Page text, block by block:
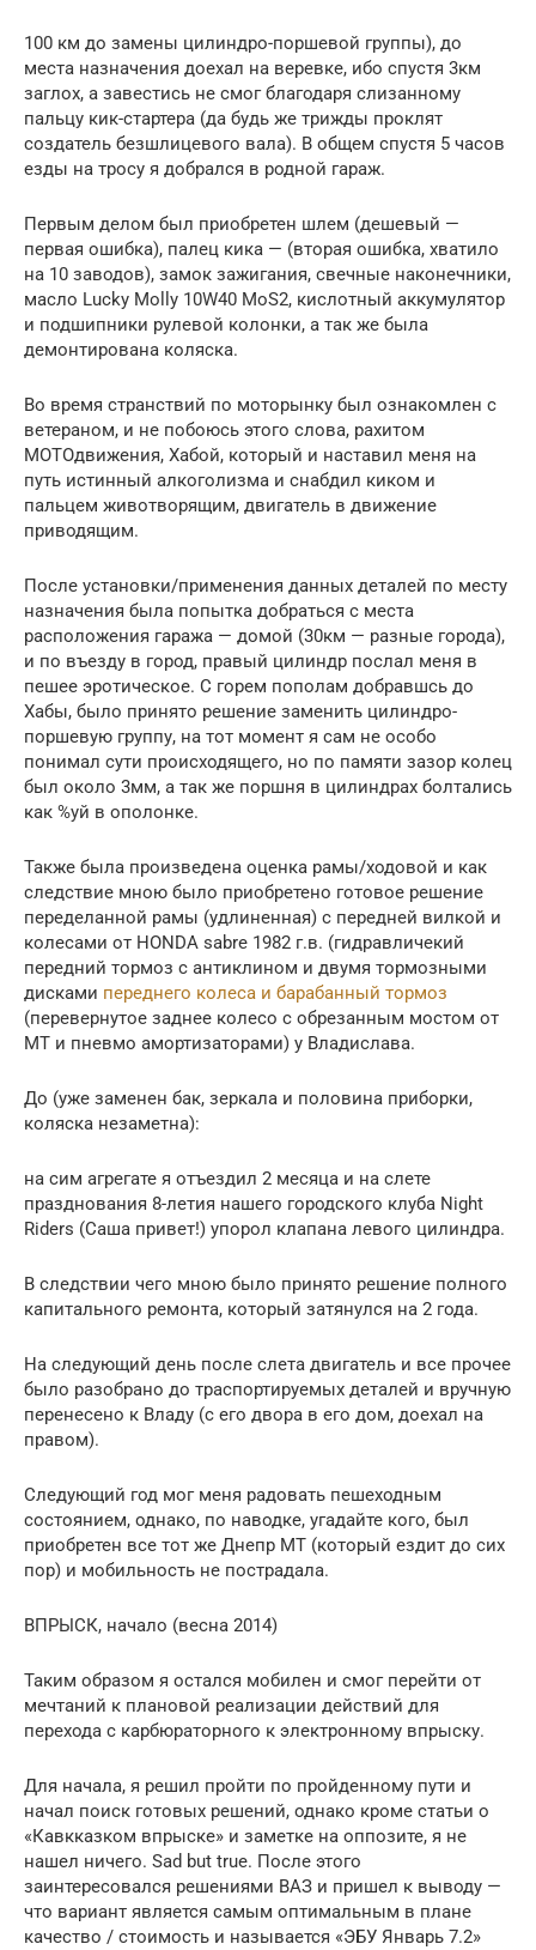
100 км до замены цилиндро-поршевой группы), до
места назначения доехал на веревке, ибо спустя 3км
заглох, а завестись не смог благодаря слизанному
пальцу кик-стартера (да будь же трижды проклят
создатель безшлицевого вала). В общем спустя 5 часов
езды на тросу я добрался в родной гараж.
Первым делом был приобретен шлем (дешевый —
первая ошибка), палец кика — (вторая ошибка, хватило
на 10 заводов), замок зажигания, свечные наконечники,
масло Lucky Molly 10W40 MoS2, кислотный аккумулятор
и подшипники рулевой колонки, а так же была
демонтирована коляска.
Во время странствий по моторынку был ознакомлен с
ветераном, и не побоюсь этого слова, рахитом
МОТОдвижения, Хабой, который и наставил меня на
путь истинный алкоголизма и снабдил киком и
пальцем животворящим, двигатель в движение
приводящим.
После установки/применения данных деталей по месту
назначения была попытка добраться с места
расположения гаража — домой (30км — разные города),
и по въезду в город, правый цилиндр послал меня в
пешее эротическое. С горем пополам добравшсь до
Хабы, было принято решение заменить цилиндро-
поршевую группу, на тот момент я сам не особо
понимал сути происходящего, но по памяти зазор колец
был около 3мм, а так же поршня в цилиндрах болтались
как %уй в ополонке.
Также была произведена оценка рамы/ходовой и как
следствие мною было приобретено готовое решение
переделанной рамы (удлиненная) с передней вилкой и
колесами от HONDA sabre 1982 г.в. (гидравличекий
передний тормоз с антиклином и двумя тормозными
дисками переднего колеса и барабанный тормоз
(перевернутое заднее колесо с обрезанным мостом от
МТ и пневмо амортизаторами) у Владислава.
До (уже заменен бак, зеркала и половина приборки,
коляска незаметна):
на сим агрегате я отъездил 2 месяца и на слете
празднования 8-летия нашего городского клуба Night
Riders (Саша привет!) упорол клапана левого цилиндра.
В следствии чего мною было принято решение полного
капитального ремонта, который затянулся на 2 года.
На следующий день после слета двигатель и все прочее
было разобрано до траспортируемых деталей и вручную
перенесено к Владу (с его двора в его дом, доехал на
правом).
Следующий год мог меня радовать пешеходным
состоянием, однако, по наводке, угадайте кого, был
приобретен все тот же Днепр МТ (который ездит до сих
пор) и мобильность не пострадала.
ВПРЫСК, начало (весна 2014)
Таким образом я остался мобилен и смог перейти от
мечтаний к плановой реализации действий для
перехода с карбюраторного к электронному впрыску.
Для начала, я решил пройти по пройденному пути и
начал поиск готовых решений, однако кроме статьи о
«Кавкказком впрыске» и заметке на оппозите, я не
нашел ничего. Sad but true. После этого
заинтересовался решениями ВАЗ и пришел к выводу —
что вариант является самым оптимальным в плане
качество / стоимость и называется «ЭБУ Январь 7.2»